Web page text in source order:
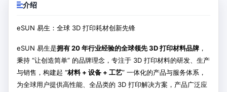
介绍
eSUN 易生：全球 3D 打印耗材创新先锋
eSUN 易生是拥有 20 年行业经验的全球领先 3D 打印材料品牌 ，
秉持 “让创造简单” 的品牌理念，专注于 3D 打印材料的研发、生产
与销售，构建起 “材料 + 设备 + 工艺” 一体化的产品与服务体系，
为全球用户提供高性能、全品类的 3D 打印解决方案，产品广泛应